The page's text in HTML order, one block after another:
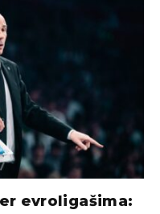
evroligašima: